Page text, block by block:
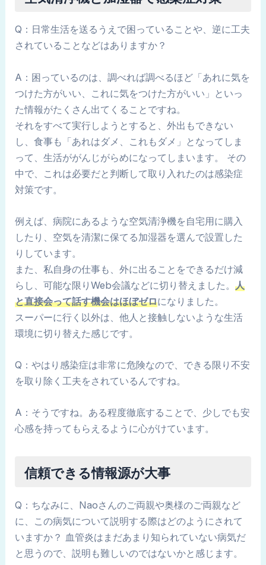
Q：日常生活を送るうえで困っていることや、逆に工夫
されていることなどはありますか？
A：困っているのは、調べれば調べるほど「あれに気を
つけた方がいい、これに気をつけた方がいい」といっ
た情報がたくさん出てくることですね。
それをすべて実行しようとすると、外出もできない
し、食事も「あれはダメ、これもダメ」となってしま
って、生活ががんじがらめになってしまいます。 その
中で、これは必要だと判断して取り入れたのは感染症
対策です。
例えば、病院にあるような空気清浄機を自宅用に購入
したり、空気を清潔に保てる加湿器を選んで設置した
りしています。
また、私自身の仕事も、外に出ることをできるだけ減
らし、可能な限りWeb会議などに切り替えました。人
と直接会って話す機会はほぼゼロになりました。
スーパーに行く以外は、他人と接触しないような生活
環境に切り替えた感じです。
Q：やはり感染症は非常に危険なので、できる限り不安
を取り除く工夫をされているんですね。
A：そうですね。ある程度徹底することで、少しでも安
心感を持ってもらえるように心がけています。
信頼できる情報源が大事
Q：ちなみに、Naoさんのご両親や奥様のご両親など
に、この病気について説明する際はどのようにされて
いますか？ 血管炎はまだあまり知られていない病気だ
と思うので、説明も難しいのではないかと感じます。